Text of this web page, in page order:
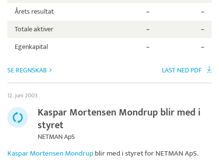
Årets resultat
–
–
Totale aktiver
–
–
Egenkapital
– –
SE REGNSKAB LAST NED PDF
12. juni 2003
Kaspar Mortensen Mondrup blir med i
styret
NETMAN ApS
Kaspar Mortensen Mondrupblir med i styret forNETMAN ApS.